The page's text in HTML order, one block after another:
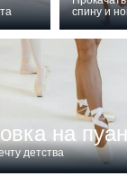
детства
на
спину и